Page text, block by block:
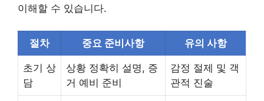
이해할 수 있습니다.
절차 중요 준비사항 유의 사항
초기 상
담
상황 정확히 설명, 증
거 예비 준비
감정 절제 및 객
관적 진술